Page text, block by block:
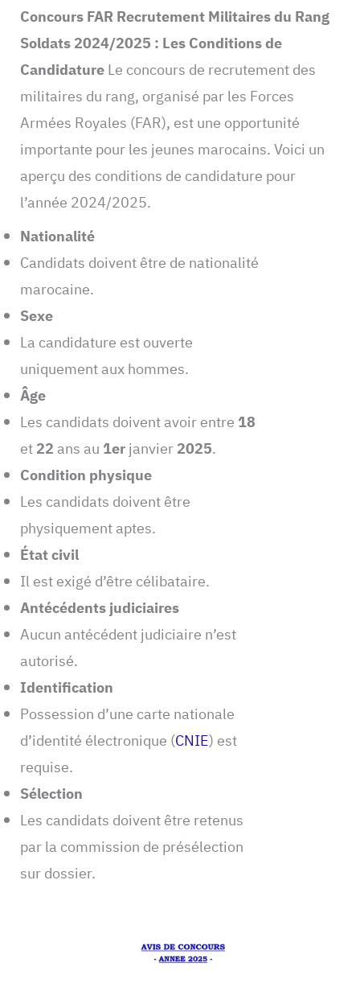
Concours FAR Recrutement Militaires du Rang
Soldats 2024/2025 : Les Conditions de
CandidatureLe concours de recrutement des
militaires du rang, organisé par les Forces
Armées Royales (FAR), est une opportunité
importante pour les jeunes marocains. Voici un
aperçu des conditions de candidature pour
l’année 2024/2025.
Nationalité
Candidats doivent être de nationalité
marocaine.
Sexe
La candidature est ouverte
uniquement aux hommes.
Âge
Les candidats doivent avoir entre 18
et22 ans au 1erjanvier2025.
Condition physique
Les candidats doivent être
physiquement aptes.
État civil
Il est exigé d’être célibataire.
Antécédents judiciaires
Aucun antécédent judiciaire n’est
autorisé.
Identification
Possession d’une carte nationale
d’identité électronique (CNIE) est
requise.
Sélection
Les candidats doivent être retenus
par la commission de présélection
sur dossier.